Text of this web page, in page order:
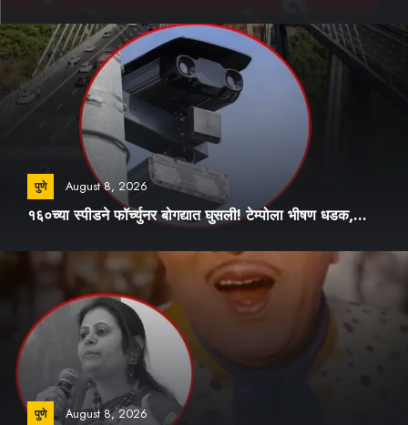
पुणे August 8, 2026
१६०च्या स्पीडने फॉर्च्युनर बोगद्यात घुसली! टेम्पोला भीषण धडक,...
पुणे August 8, 2026